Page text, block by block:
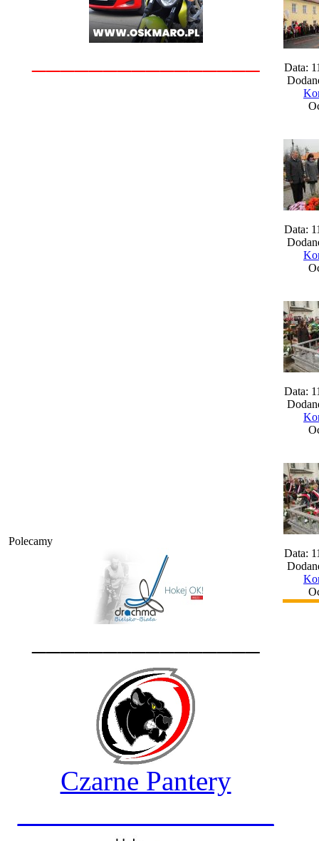
Polecamy
Czarne Pantery
Data:
Data:
Data:
Data: